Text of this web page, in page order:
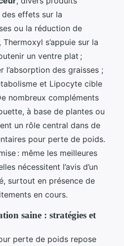
effets sur la
ou la réduction de
s’appuie sur la
un ventre plat ;
l’absorption des graisses ;
et Lipocyte cible
nombreux compléments
à base de plantes ou
un rôle central dans de
pour perte de poids.
: même les meilleures
nécessitent l’avis d’un
surtout en présence de
en cours.
saine : stratégies et
perte de poids repose